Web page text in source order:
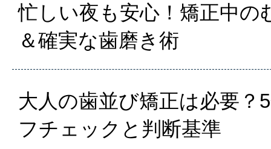
忙しい夜も安心！矯正中の
＆確実な歯磨き術
大人の歯並び矯正は必要？
フチェックと判断基準